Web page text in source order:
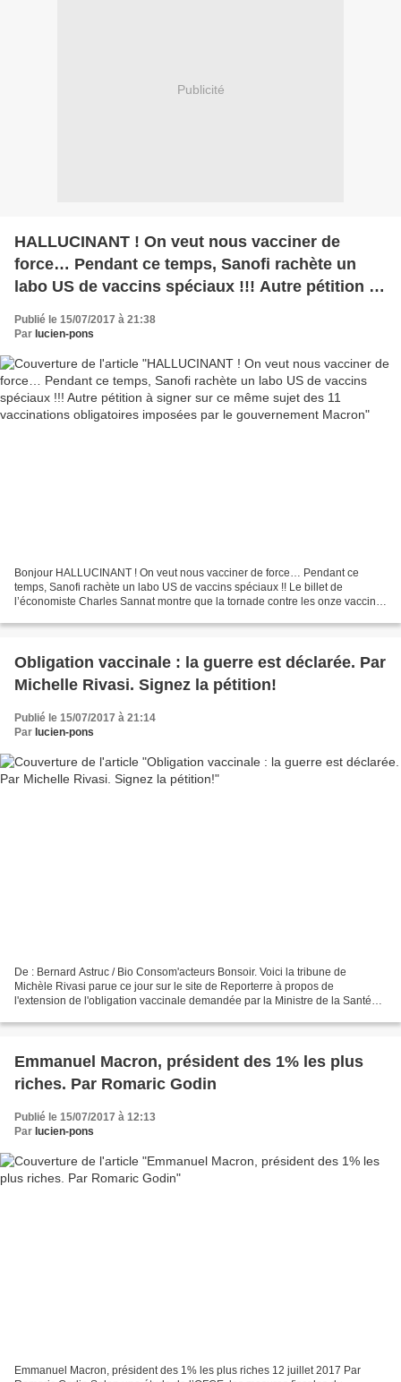
Publicité
HALLUCINANT ! On veut nous vacciner de
force… Pendant ce temps, Sanofi rachète un
labo US de vaccins spéciaux !!! Autre pétition à
obligatoires imposées par le gouvernement
Publié le 15/07/2017 à 21:38
Par lucien-pons
Bonjour HALLUCINANT ! On veut nous vacciner de force… Pendant ce
temps, Sanofi rachète un labo US de vaccins spéciaux !! Le billet de
l’économiste Charles Sannat montre que la tornade contre les onze vaccins
Obligation vaccinale : la guerre est déclarée. Par
Michelle Rivasi. Signez la pétition!
Publié le 15/07/2017 à 21:14
Par lucien-pons
De : Bernard Astruc / Bio Consom'acteurs Bonsoir. Voici la tribune de
Michèle Rivasi parue ce jour sur le site de Reporterre à propos de
l'extension de l'obligation vaccinale demandée par la Ministre de la Santé
Emmanuel Macron, président des 1% les plus
riches. Par Romaric Godin
Publié le 15/07/2017 à 12:13
Par lucien-pons
Emmanuel Macron, président des 1% les plus riches 12 juillet 2017 Par